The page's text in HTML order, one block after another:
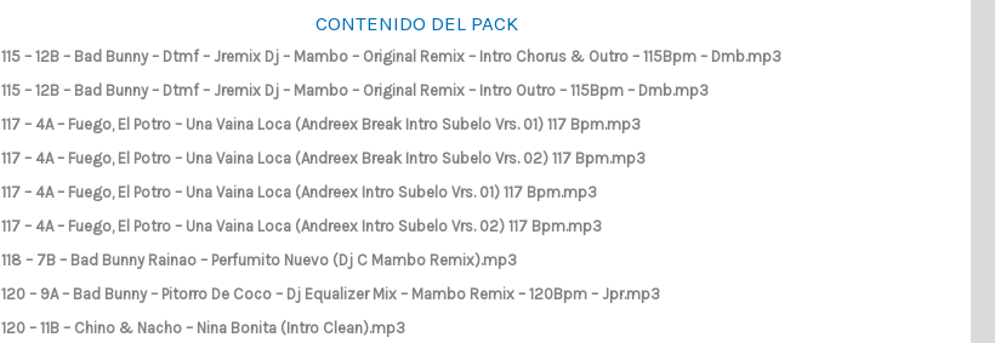
CONTENIDO DEL PACK
115 – 12B – Bad Bunny – Dtmf – Jremix Dj – Mambo – Original Remix – Intro Chorus & Outro – 115Bpm – Dmb.mp3
115 – 12B – Bad Bunny – Dtmf – Jremix Dj – Mambo – Original Remix – Intro Outro – 115Bpm – Dmb.mp3
117 – 4A – Fuego, El Potro – Una Vaina Loca (Andreex Break Intro Subelo Vrs. 01) 117 Bpm.mp3
117 – 4A – Fuego, El Potro – Una Vaina Loca (Andreex Break Intro Subelo Vrs. 02) 117 Bpm.mp3
117 – 4A – Fuego, El Potro – Una Vaina Loca (Andreex Intro Subelo Vrs. 01) 117 Bpm.mp3
117 – 4A – Fuego, El Potro – Una Vaina Loca (Andreex Intro Subelo Vrs. 02) 117 Bpm.mp3
118 – 7B – Bad Bunny Rainao – Perfumito Nuevo (Dj C Mambo Remix).mp3
120 – 9A – Bad Bunny – Pitorro De Coco – Dj Equalizer Mix – Mambo Remix – 120Bpm – Jpr.mp3
120 – 11B – Chino & Nacho – Nina Bonita (Intro Clean).mp3